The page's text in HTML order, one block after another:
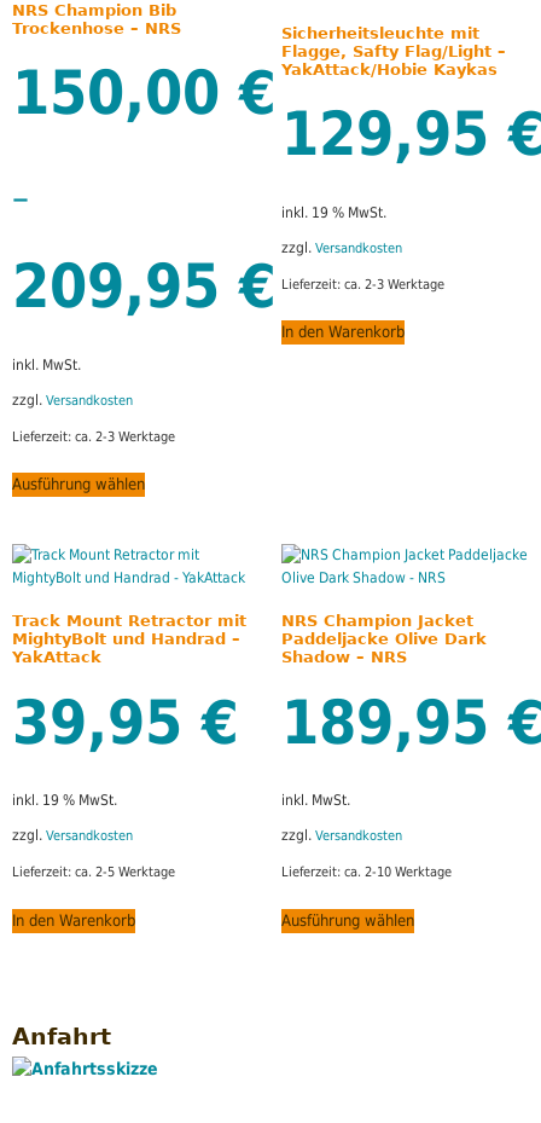
NRS Champion Bib
Trockenhose – NRS
150,00€
–
209,95€
inkl. MwSt.
zzgl. Versandkosten
Lieferzeit: ca. 2-3 Werktage
Ausführung wählen
Sicherheitsleuchte mit
Flagge, Safty Flag/Light –
YakAttack/Hobie Kaykas
129,95
inkl. 19 % MwSt.
zzgl. Versandkosten
Lieferzeit: ca. 2-3 Werktage
In den Warenkorb
Track Mount Retractor mit
MightyBolt und Handrad –
YakAttack
39,95€
inkl. 19 % MwSt.
zzgl. Versandkosten
Lieferzeit: ca. 2-5 Werktage
In den Warenkorb
NRS Champion Jacket
Paddeljacke Olive Dark
Shadow – NRS
189,95
inkl. MwSt.
zzgl. Versandkosten
Lieferzeit: ca. 2-10 Werktage
Ausführung wählen
Anfahrt